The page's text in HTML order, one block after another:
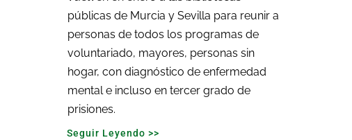
públicas de Murcia y Sevilla para reunir a
personas de todos los programas de
voluntariado, mayores, personas sin
hogar, con diagnóstico de enfermedad
mental e incluso en tercer grado de
prisiones.
Seguir Leyendo >>